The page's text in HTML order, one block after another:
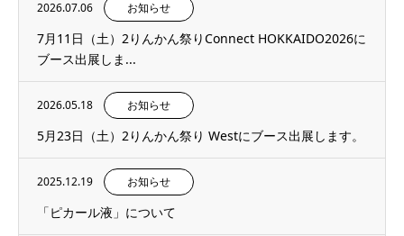
2026.07.06 お知らせ
7月11日（土）2りんかん祭りConnect HOKKAIDO2026に
ブース出展しま...
2026.05.18 お知らせ
5月23日（土）2りんかん祭り Westにブース出展します。
2025.12.19 お知らせ
「ピカール液」について